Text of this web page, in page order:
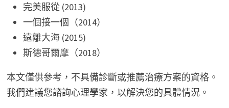
完美服從 (2013)
一個接一個（2014）
遠離大海 (2015)
斯德哥爾摩（2018）
本文僅供參考，不具備診斷或推薦治療方案的資格。
我們建議您諮詢心理學家，以解決您的具體情況。